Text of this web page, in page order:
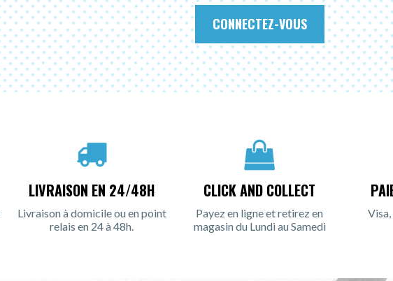
CONNECTEZ-VOUS
LIVRAISON EN 24/48H
Livraison à domicile ou en point
relais en 24 à 48h.
CLICK AND COLLECT
Payez en ligne et retirez en
magasin du Lundi au Samedi